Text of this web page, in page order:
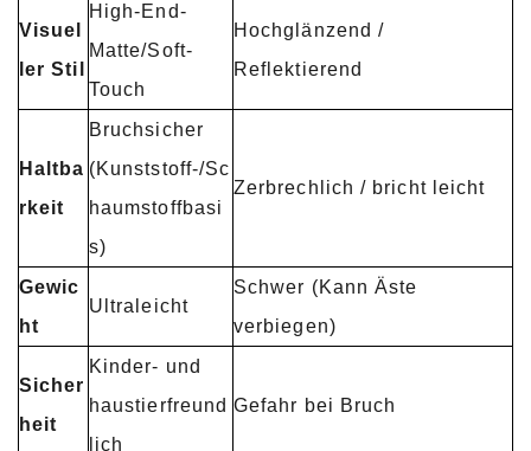
Visuel
ler Stil
High-End-
Matte/Soft-
Touch
Hochglänzend /
Reflektierend
Haltba
rkeit
Bruchsicher
(Kunststoff-/Sc
haumstoffbasi
s)
Zerbrechlich / bricht leicht
Gewic
ht
Ultraleicht
Schwer (Kann Äste
verbiegen)
Sicher
heit
Kinder- und
haustierfreund
lich
Gefahr bei Bruch